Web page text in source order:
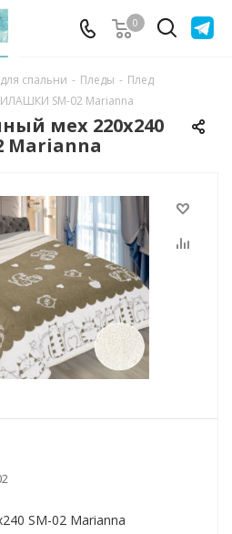
0
спальни - Пледы - Плед
SМ-02 Marianna
мех 220х240
SМ-02 Marianna